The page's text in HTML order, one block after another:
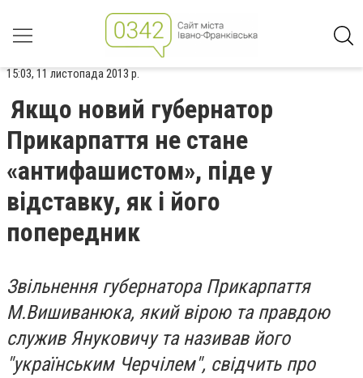
15:03, 11 листопада 2013 р.
Якщо новий губернатор
Прикарпаття не стане
«антифашистом», піде у
відставку, як і його
попередник
Звільнення губернатора Прикарпаття
М.Вишиванюка, який вірою та правдою
служив Януковичу та називав його
"українським Черчілем", свідчить про